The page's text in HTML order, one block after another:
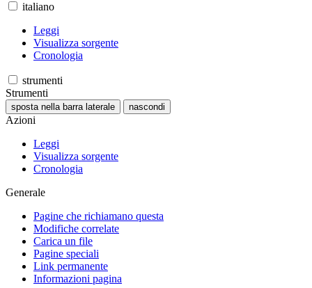
italiano
Leggi
Visualizza sorgente
Cronologia
strumenti
Strumenti
sposta nella barra laterale nascondi
Azioni
Leggi
Visualizza sorgente
Cronologia
Generale
Pagine che richiamano questa
Modifiche correlate
Carica un file
Pagine speciali
Link permanente
Informazioni pagina